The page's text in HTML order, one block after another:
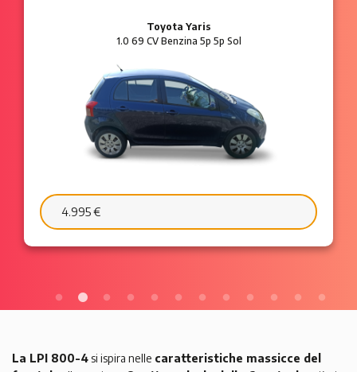
Ford Ka
1.2 8V 69 CV Benzina 3p Plus
6.595 €
La LPI 800-4si ispira nelle caratteristiche massicce del